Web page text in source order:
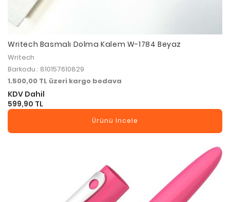
Writech Basmalı Dolma Kalem W-1784 Beyaz
Writech
Barkodu : 810157610829
1.500,00 TL üzeri kargo bedava
KDV Dahil
599,90 TL
Ürünü İncele